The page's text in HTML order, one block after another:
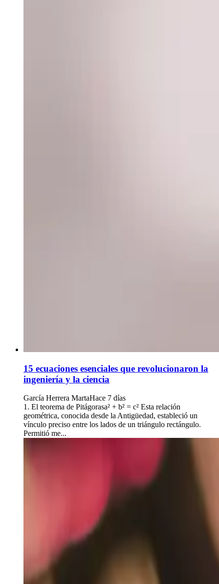
15 ecuaciones esenciales que revolucionaron la
ingeniería y la ciencia
García Herrera MartaHace 7 días
1. El teorema de Pitágorasa² + b² = c² Esta relación
geométrica, conocida desde la Antigüedad, estableció un
vínculo preciso entre los lados de un triángulo rectángulo.
Permitió me...